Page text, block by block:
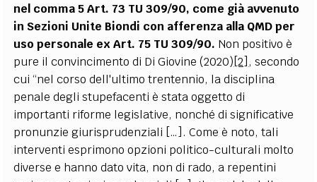
nel comma 5 Art. 73 TU 309/90, come già avvenuto
in Sezioni Unite Biondi con afferenza alla QMD per
uso personale ex Art. 75 TU 309/90. Non positivo è
pure il convincimento di Di Giovine (2020)[2] , secondo
cui “nel corso dell'ultimo trentennio, la disciplina
penale degli stupefacenti è stata oggetto di
importanti riforme legislative, nonché di significative
pronunzie giurisprudenziali […]. Come è noto, tali
interventi esprimono opzioni politico-culturali molto
diverse e hanno dato vita, non di rado, a repentini